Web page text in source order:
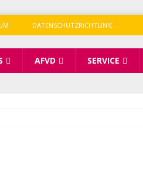
DATENSCHUTZRICHTLINIE
AFVD SERVICE